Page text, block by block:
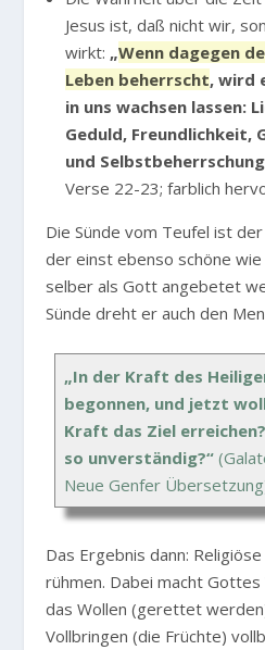
Jesus ist, daß nicht wir,
wirkt: „Wenn dagegen
Leben beherrscht, wird
in uns wachsen lassen:
Geduld, Freundlichkeit,
und
Verse 22-23; farblich
Die Sünde vom Teufel ist der
der einst ebenso schöne
selber als Gott angebetet
Sünde dreht er auch den
„In der Kraft des
begonnen, und jetzt
Kraft das Ziel
so unverständig?“
Neue Genfer
Das Ergebnis dann:
rühmen. Dabei macht
das Wollen (gerettet
Vollbringen (die Früchte)